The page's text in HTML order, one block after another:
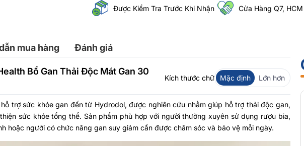
Được Kiểm Tra Trước Khi Nhận
Cửa Hàng Q7, HCM
mua hàng Đánh giá
Bổ Gan Thải Độc Mát Gan 30
Kích thước chữ Mặc định Lớn hơn
trợ sức khỏe gan đến từ Hydrodol, được nghiên cứu nhằm giúp hỗ trợ thải độc gan,
sức khỏe tổng thể. Sản phẩm phù hợp với người thường xuyên sử dụng rượu bia,
hoặc người có chức năng gan suy giảm cần được chăm sóc và bảo vệ mỗi ngày.